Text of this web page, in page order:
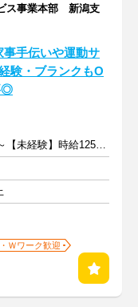
ス事業本部 新潟支
事手伝いや運動サ
験・ブランクもO
◎
【経験者】時給1350円～【未経験】時給1250円～ ※交通費全額
Ｗワーク歓迎